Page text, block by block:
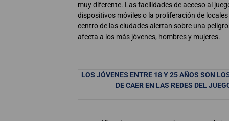
muy diferente. Las facilidades de acceso al
dispositivos móviles o la proliferación de
centro de las ciudades alertan sobre una
afecta a los más jóvenes, hombres y mujeres.
LOS JÓVENES ENTRE 18 Y 25 AÑOS SON
DE CAER EN LAS REDES DEL